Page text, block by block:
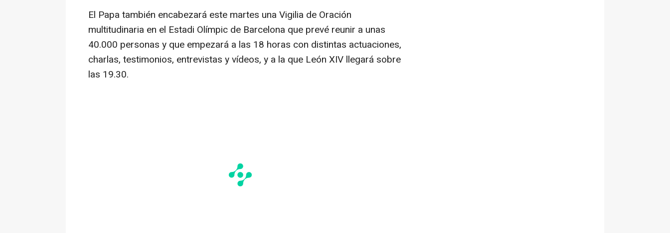
El Papa también encabezará este martes una Vigilia de Oración
multitudinaria en el Estadi Olímpic de Barcelona que prevé reunir a unas
40.000 personas y que empezará a las 18 horas con distintas actuaciones,
charlas, testimonios, entrevistas y vídeos, y a la que León XIV llegará sobre
las 19.30.